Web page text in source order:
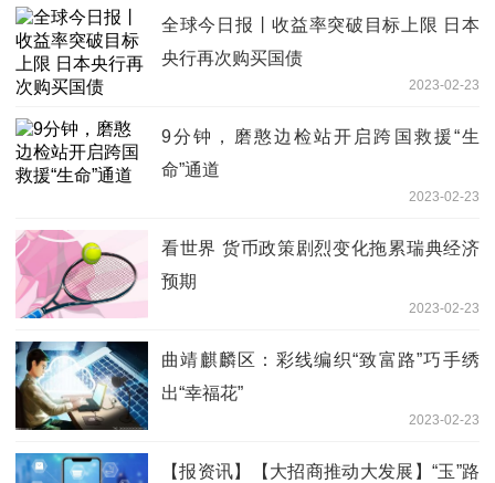
全球今日报丨收益率突破目标上限 日本
央行再次购买国债
2023-02-23
9分钟，磨憨边检站开启跨国救援“生
命”通道
2023-02-23
看世界 货币政策剧烈变化拖累瑞典经济
预期
2023-02-23
曲靖麒麟区：彩线编织“致富路”巧手绣
出“幸福花”
2023-02-23
【报资讯】【大招商推动大发展】“玉”路